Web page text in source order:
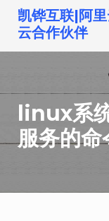
到
凯铧互联|阿
云合作伙伴
linux系
服务的命